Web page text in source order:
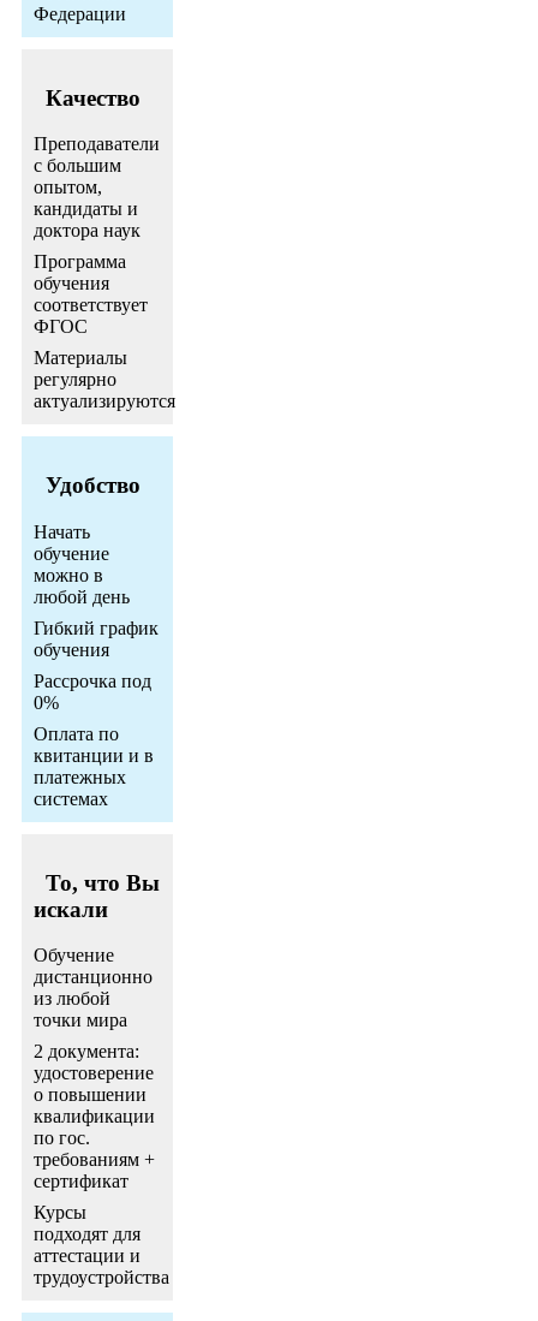
Федерации
Качество
Преподаватели
с большим
опытом,
кандидаты и
доктора наук
Программа
обучения
соответствует
ФГОС
Материалы
регулярно
актуализируются
Удобство
Начать
обучение
можно в
любой день
Гибкий график
обучения
Рассрочка под
0%
Оплата по
квитанции и в
платежных
системах
То, что Вы
искали
Обучение
дистанционно
из любой
точки мира
2 документа:
удостоверение
о повышении
квалификации
по гос.
требованиям +
сертификат
Курсы
подходят для
аттестации и
трудоустройства